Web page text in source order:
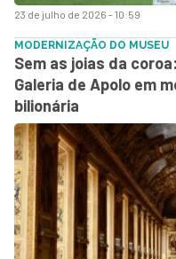
23 de julho de 2026 - 10:59
MODERNIZAÇÃO DO MUSEU
Sem as joias da
Galeria de Apolo em
bilionária